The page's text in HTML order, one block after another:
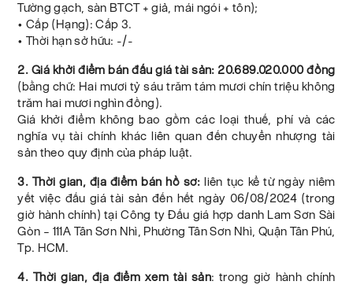
Tường gạch, sàn BTCT + giả, mái ngói + tôn);
• Cấp (Hạng): Cấp 3.
• Thời hạn sở hữu: -/-
2. Giá khởi điểm bán đấu giá tài sản: 20.689.020.000 đồng
(bằng chữ: Hai mươi tỷ sáu trăm tám mươi chín triệu không
trăm hai mươi nghìn đồng).
Giá khởi điểm không bao gồm các loại thuế, phí và các
nghĩa vụ tài chính khác liên quan đến chuyển nhượng tài
sản theo quy định của pháp luật.
3. Thời gian, địa điểm bán hồ sơ: liên tục kể từ ngày niêm
yết việc đấu giá tài sản đến hết ngày 06/08/2024 (trong
giờ hành chính) tại Công ty Đấu giá hợp danh Lam Sơn Sài
Gòn – 111A Tân Sơn Nhì, Phường Tân Sơn Nhì, Quận Tân Phú,
Tp. HCM.
4. Thời gian, địa điểm xem tài sản: trong giờ hành chính